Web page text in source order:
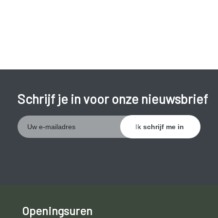
Kenmerkendesymptomen van refluxziektezijn:
overstrekken tijdens/na de voeding;
slecht slapen;
Schrijf je in voor onze nieuwsbrief
Openingsuren